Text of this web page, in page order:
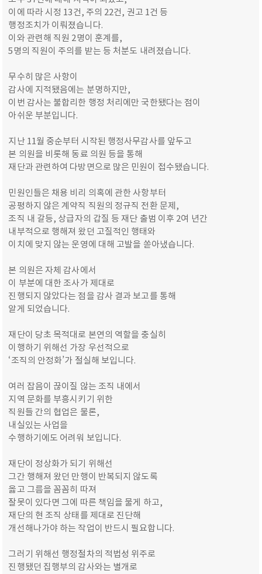
이에 따라 시정 13건, 주의 22건, 권고 1건 등
행정조치가 이뤄졌습니다.
이와 관련해 직원 2명이 훈계를,
5명의 직원이 주의를 받는 등 처분도 내려졌습니다.
무수히 많은 사항이
감사에 지적됐음에는 분명하지만,
이번 감사는 불합리한 행정 처리에만 국한됐다는 점이
아쉬운 부분입니다.
지난 11월 중순부터 시작된 행정사무감사를 앞두고
본 의원을 비롯해 동료 의원 등을 통해
재단과 관련하여 다방면으로 많은 민원이 접수됐습니다.
민원인들은 채용 비리 의혹에 관한 사항부터
공평하지 않은 계약직 직원의 정규직 전환 문제,
조직 내 갈등, 상급자의 갑질 등 재단 출범 이후 2여 년간
내부적으로 행해져 왔던 고질적인 행태와
이치에 맞지 않는 운영에 대해 고발을 쏟아냈습니다.
본 의원은 자체 감사에서
이 부분에 대한 조사가 제대로
진행되지 않았다는 점을 감사 결과 보고를 통해
알게 되었습니다.
재단이 당초 목적대로 본연의 역할을 충실히
이행하기 위해선 가장 우선적으로
‘조직의 안정화’가 절실해 보입니다.
여러 잡음이 끊이질 않는 조직 내에서
지역 문화를 부흥시키기 위한
직원들 간의 협업은 물론,
내실있는 사업을
수행하기에도 어려워 보입니다.
재단이 정상화가 되기 위해선
그간 행해져 왔던 만행이 반복되지 않도록
옳고 그름을 꼼꼼히 따져
잘못이 있다면 그에 따른 책임을 물게 하고,
재단의 현 조직 상태를 제대로 진단해
개선해나가야 하는 작업이 반드시 필요합니다.
그러기 위해선 행정절차의 적법성 위주로
진행됐던 집행부의 감사와는 별개로